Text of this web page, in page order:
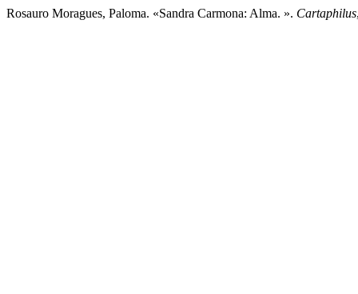
Rosauro Moragues, Paloma. «Sandra Carmona: Alma. ». Cartaphilus